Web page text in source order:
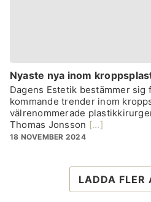
Nyaste nya inom
Dagens Estetik bestämmer sig
kommande trender inom
välrenommerade
Thomas Jonsson [...]
18 NOVEMBER 2024
LADDA FLER